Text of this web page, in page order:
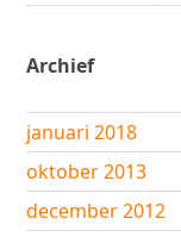
Archief
januari 2018
oktober 2013
december 2012